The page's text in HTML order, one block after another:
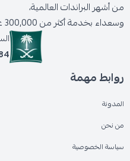
من أشهر البراندات العالمية،
وسعداء بخدمة أكثر من 300,000 عميل حول المملكة.
روابط مهمة
المدونة
من نحن
سياسة الخصوصية